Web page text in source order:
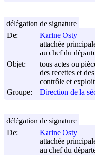
De:
Karine Osty
attachée
au chef du
Objet:
tous actes ou
des recettes et
contrôle et
Groupe:
Direction de la
délégation de signature
De:
Karine Osty
attachée
au chef du
délégation de signature